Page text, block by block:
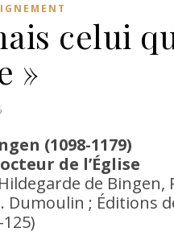
celui
»
(1098-1179)
de l’Église
de
; Éditions